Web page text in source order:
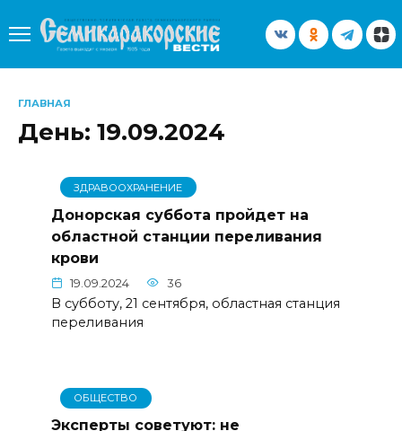
содержанию
ГЛАВНАЯ
День: 19.09.2024
ЗДРАВООХРАНЕНИЕ
Донорская суббота пройдет на
областной станции переливания
крови
19.09.2024 36
В субботу, 21 сентября, областная станция
переливания
ОБЩЕСТВО
Эксперты советуют: не